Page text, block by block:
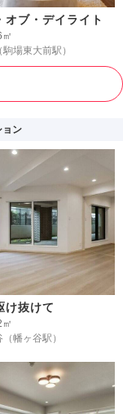
オブ・デイライト
（駒場東大前駅）
ン
け抜けて
（幡ヶ谷駅）